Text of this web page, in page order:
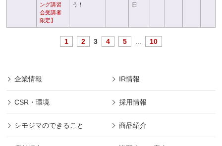
ング講習
会受講者
限定】
う！
日
1 2 3 4 5 10
企業情報 IR情報
CSR・環境 採用情報
シモジマのできること 商品紹介